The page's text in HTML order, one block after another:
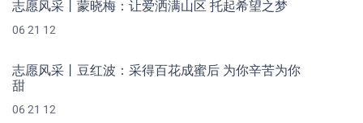
志愿风采丨蒙晓梅：让爱洒满山区 托起希望之梦
06 21 12
志愿风采丨豆红波：采得百花成蜜后 为你辛苦为你
甜
06 21 12